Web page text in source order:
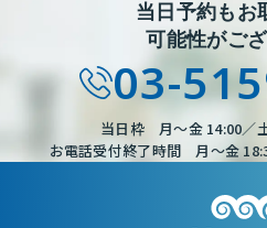
当日予約もお
可能性がござ
03-
当日枠 月～金 14:00／
お電話受付終了時間 月～金